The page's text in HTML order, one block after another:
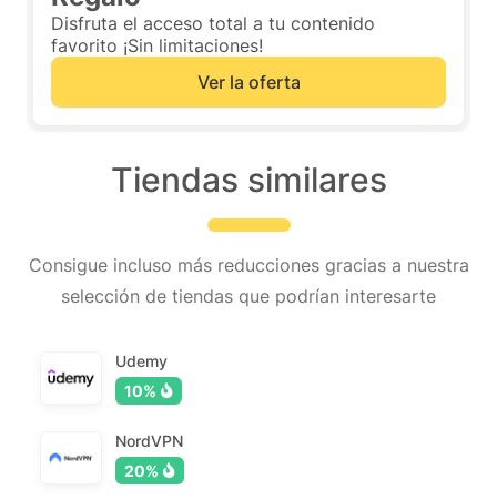
Disfruta el acceso total a tu contenido
favorito ¡Sin limitaciones!
Ver la oferta
Tiendas similares
Consigue incluso más reducciones gracias a nuestra
selección de tiendas que podrían interesarte
Udemy
10%
NordVPN
20%